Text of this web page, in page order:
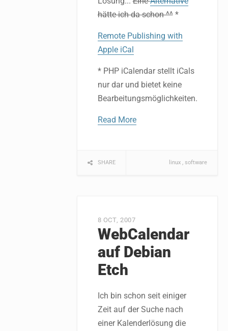
hätte ich da schon ^^*
Remote Publishing with
Apple iCal
* PHP iCalendar stellt iCals
nur dar und bietet keine
Bearbeitungsmöglichkeiten.
Read More
SHARE linux software
8 OCT, 2007
WebCalendar
auf Debian
Etch
Ich bin schon seit einiger
Zeit auf der Suche nach
einer Kalenderlösung die